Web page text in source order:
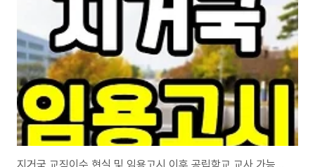
기에 새로운 기틀을 마련하는 책이라고 봅니다. 오투 고등 통합과학 (2021년)
처음 소개할 고1 통합과학 문제집은 오투 고등 통합과학 2021년 판입니다. 책
내용을 보면 중학..